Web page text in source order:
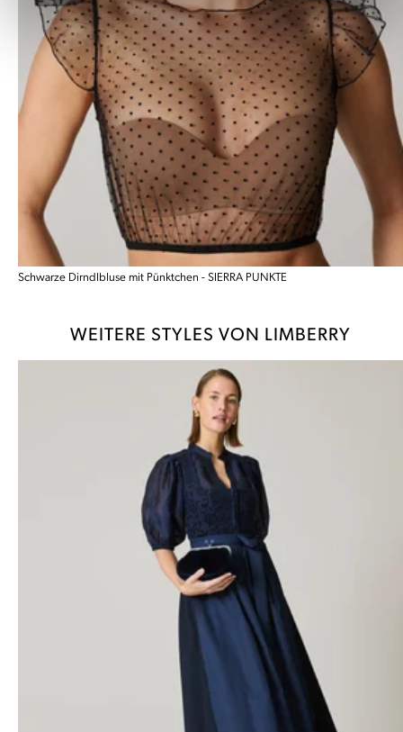
Schwarze Dirndlbluse mit Pünktchen - SIERRA PUNKTE
WEITERE STYLES VON LIMBERRY